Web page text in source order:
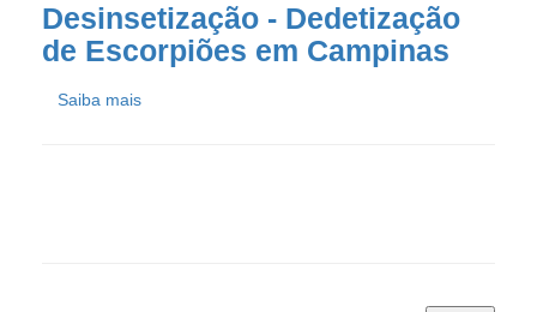
Desinsetização - Dedetização
de Escorpiões em Campinas
Saiba mais